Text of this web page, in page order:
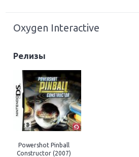
Oxygen Interactive
Релизы
Powershot Pinball
Constructor (2007)
Крупнейшие релизы мая:
Sony
Новинки для Nintendo Switch: